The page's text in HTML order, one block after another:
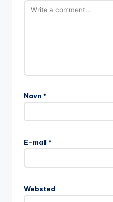
Navn *
E-mail *
Websted
l
t
a